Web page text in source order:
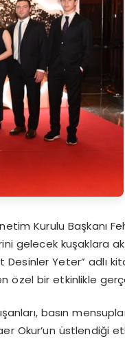
netim Kurulu Başkanı
gelecek kuşaklara
Yeter” adlı
özel bir etkinlikle
basın
Okur’un üstlendiği